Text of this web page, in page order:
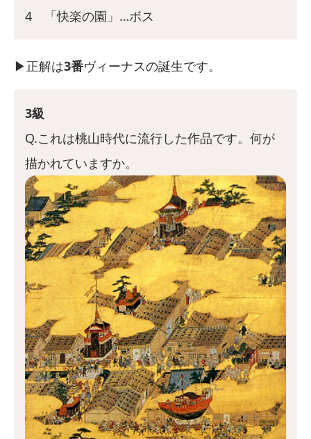
4 「快楽の園」…ボス
▶︎正解は3番ヴィーナスの誕生です。
3級
Q.これは桃山時代に流行した作品です。何が
描かれていますか。